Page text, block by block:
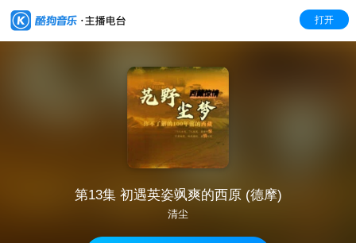
打开
第13集 初遇英姿飒爽的西原 (德摩)
清尘